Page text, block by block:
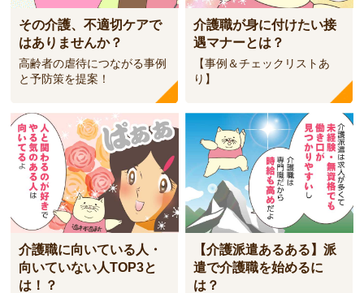
その介護、不適切ケアで
はありませんか？
高齢者の虐待につながる事例
と予防策を提案！
介護職が身に付けたい接
遇マナーとは？
【事例＆チェックリストあ
り】
介護職に向いている人・
向いていない人TOP3と
は！？
【介護派遣あるある】派
遣で介護職を始めるに
は？